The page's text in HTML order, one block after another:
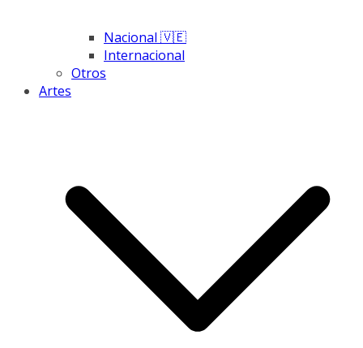
Nacional 🇻🇪
Internacional
Otros
Artes